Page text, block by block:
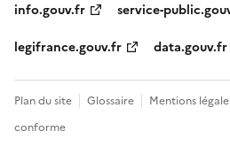
info.gouv.fr
service-
legifrance.gouv.fr
data.gouv.fr
Plan du site Glossaire Mentions
conforme